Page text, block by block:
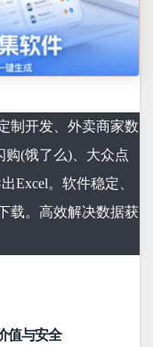
制开发、外卖商家数
购(饿了么)、大众点
Excel。软件稳定、
载。高效解决数据获
值与安全